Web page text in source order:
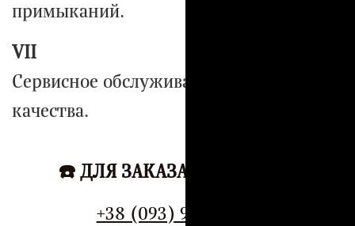
примыканий.
VII
Сервисное обслуживание — гарантия
качества.
☎️ ДЛЯ ЗАКАЗА ЗВОНИТЕ ☎️
+38 (093) 909 82 63